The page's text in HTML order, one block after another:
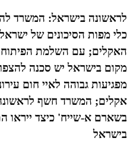
לראשונה בישראל: המשרד
כלי מפות הסיכונים של
האקלים; עם השלמת הפיתוח
מקום בישראל יש סכנה
מפגיעות גבוהה לאיי חום
אקלים; המשרד חשף
בשארם א-שייח' כיצד ייראו
בישראל